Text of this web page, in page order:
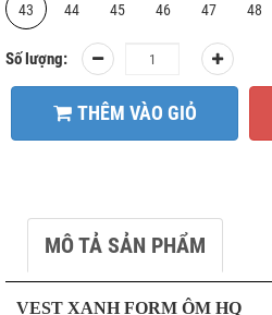
43 44 45 46 47 48
Số lượng:
THÊM VÀO GIỎ
MÔ TẢ SẢN PHẨM
VEST XANH FORM ÔM HQ